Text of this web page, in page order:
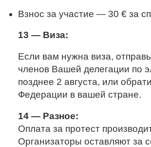
Взнос за участие — 30 € за
13 — Виза:
Если вам нужна виза,
членов Вашей делегации по
позднее 2 августа, или
Федерации в вашей стране.
14 — Разное:
Оплата за протест
Организаторы оставляют за